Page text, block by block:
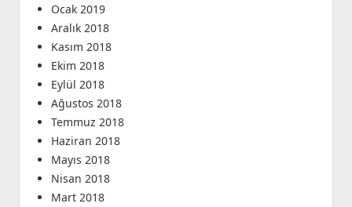
Ocak 2019
Aralık 2018
Kasım 2018
Ekim 2018
Eylül 2018
Ağustos 2018
Temmuz 2018
Haziran 2018
Mayıs 2018
Nisan 2018
Mart 2018